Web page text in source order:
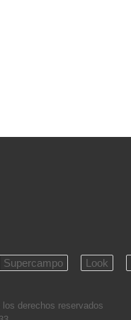
Supercampo Look
derechos reservados